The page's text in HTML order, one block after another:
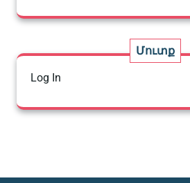
Մուտք
Log In